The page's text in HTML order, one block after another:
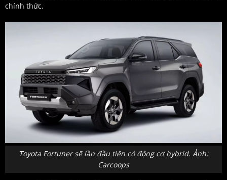
chính thức.
Toyota Fortuner sẽ lần đầu tiên có động cơ hybrid. Ảnh:
Carcoops